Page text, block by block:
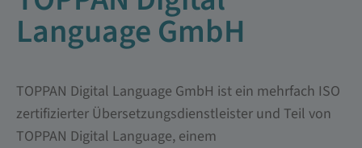
Language GmbH
TOPPAN Digital Language GmbH ist ein mehrfach ISO
zertifizierter Übersetzungsdienstleister und Teil von
TOPPAN Digital Language, einem